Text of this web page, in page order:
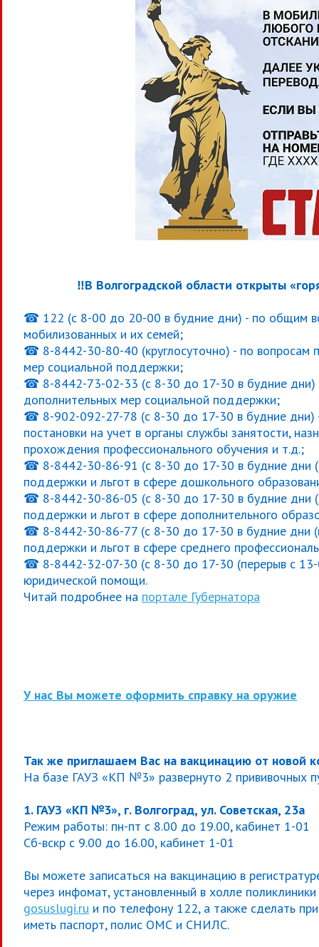
‼В Волгоградской области открыты
☎ 122 (с 8-00 до 20-00 в будние дни) - по общим
мобилизованных и их семей;
☎ 8-8442-30-80-40 (круглосуточно) - по вопросам
мер социальной поддержки;
☎ 8-8442-73-02-33 (с 8-30 до 17-30 в будние дни) -
дополнительных мер социальной поддержки;
☎ 8-902-092-27-78 (с 8-30 до 17-30 в будние дни) -
постановки на учет в органы службы занятости,
прохождения профессионального обучения и т.д.;
☎ 8-8442-30-86-91 (с 8-30 до 17-30 в будние дни
поддержки и льгот в сфере дошкольного
☎ 8-8442-30-86-05 (с 8-30 до 17-30 в будние дни
поддержки и льгот в сфере дополнительного
☎ 8-8442-30-86-77 (с 8-30 до 17-30 в будние дни
поддержки и льгот в сфере среднего
☎ 8-8442-32-07-30 (с 8-30 до 17-30 (перерыв с 13-
юридической помощи.
Читай подробнее на портале Губернатора
У нас Вы можете оформить справку на оружие
Так же приглашаем Вас на вакцинацию от новой
На базе ГАУЗ «КП №3» развернуто 2 прививочных
1. ГАУЗ «КП №3», г. Волгоград, ул. Советская, 23а
Режим работы: пн-пт с 8.00 до 19.00, кабинет 1-01
Сб-вскр с 9.00 до 16.00, кабинет 1-01
Вы можете записаться на вакцинацию в
через инфомат, установленный в холле
gosuslugi.ru и по телефону 122, а также сделать
иметь паспорт, полис ОМС и СНИЛС.